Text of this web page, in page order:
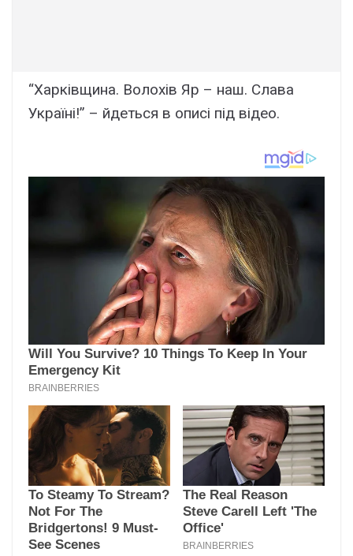
“Харківщина. Волохів Яр – наш. Слава
Україні!” – йдеться в описі під відео.